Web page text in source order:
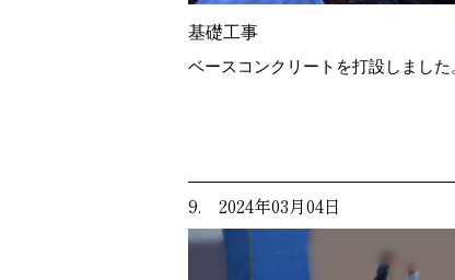
基礎工事
ベースコンクリートを打設しました
9. 2024年03月04日